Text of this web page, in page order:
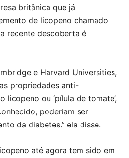
britânica que já
de licopeno chamado
a recente descoberta é
e Harvard Universities,
propriedades anti-
licopeno ou ‘pílula de tomate’,
poderiam ser
da diabetes.” ela disse.
até agora tem sido em